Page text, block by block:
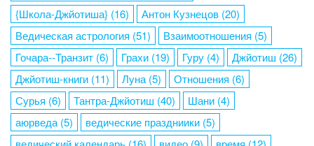
{Школа-Джйотиша} (16) Антон Кузнецов (20)
Ведическая астрология (51) Взаимоотношения (5)
Гочара--Транзит (6) Грахи (19) Гуру (4) Джйотиш (26)
Джйотиш-книги (11) Луна (5) Отношения (6)
Сурья (6) Тантра-Джйотиш (40) Шани (4)
аюрведа (5) ведические праздниики (5)